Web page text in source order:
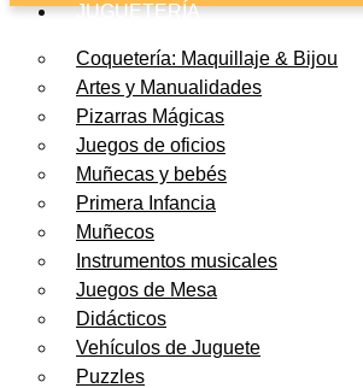
JUGUETERÍA
Coquetería: Maquillaje & Bijou
Artes y Manualidades
Pizarras Mágicas
Juegos de oficios
Muñecas y bebés
Primera Infancia
Muñecos
Instrumentos musicales
Juegos de Mesa
Didácticos
Vehículos de Juguete
Puzzles